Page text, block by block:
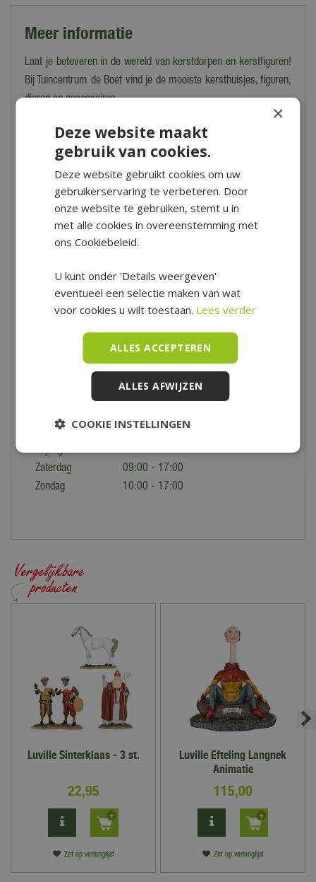
Meer informatie
Laat je betoveren in de wereld van kerstdorpen en kerstfiguren!
Bij Tuincentrum de Boet vind je de mooiste kersthuisjes, figuren,
dieren en accessoires.
Heb je advies of inspiratie nodig bij het opbouwen van je eigen
kerstdorp? Kom dan in het najaar vooral langs bij onze
indrukwekkende Kerstshow. Onze kerstdorpbouwers geven
je graag uitgebreid advies! Vrijwel alle kerstdorpartikelen zijn
ruim op voorraad, zodat je altijd keuze hebt! Koop
je kerstdorpartikelen online in onze webshop of kom langs in
onze winkel in Hoogwoud.
Tuincentrum De Boet is gelegen in het hart van Noord-Holland,
centraal in een driehoek tussen Hoorn, Schagen en Alkmaar.
Voor de precieze locatie en speciale openingstijden bekijk je
09:00 - 18:00
Donderdag
Vrijdag
09:00 - 21:00
Zaterdag
09:00 - 17:00
Zondag
10:00 - 17:00
Luville Sinterklaas - 3 st.
22,95
Zet op verlanglijst
Luville Efteling Langnek
Animatie
115,00
Zet op verlanglijst
×
Deze website maakt
gebruik van cookies.
Deze website gebruikt cookies om uw
gebruikerservaring te verbeteren. Door
onze website te gebruiken, stemt u in
met alle cookies in overeenstemming met
ons Cookiebeleid.
U kunt onder 'Details weergeven'
eventueel een selectie maken van wat
voor cookies u wilt toestaan. Lees verder
ALLES ACCEPTEREN
ALLES AFWIJZEN
COOKIE INSTELLINGEN